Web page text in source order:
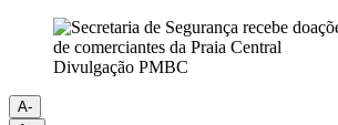
Divulgação PMBC
A-